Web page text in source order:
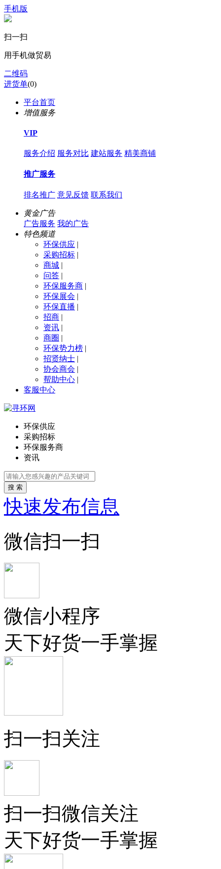
手机版
扫一扫
用手机做贸易
二维码
进货单(0)
平台首页
增值服务
VIP
服务介绍 服务对比 建站服务 精美商铺
推广服务
排名推广 意见反馈 联系我们
黄金广告
广告服务 我的广告
特色频道
环保供应 |
采购招标 |
商城 |
问答 |
环保服务商 |
环保展会 |
环保直播 |
招商 |
资讯 |
商圈 |
环保势力榜 |
招贤纳士 |
协会商会 |
帮助中心 |
客服中心
环保供应
采购招标
环保服务商
资讯
搜 索
快速发布信息
微信扫一扫
微信小程序
天下好货一手掌握
扫一扫关注
扫一扫微信关注
天下好货一手掌握